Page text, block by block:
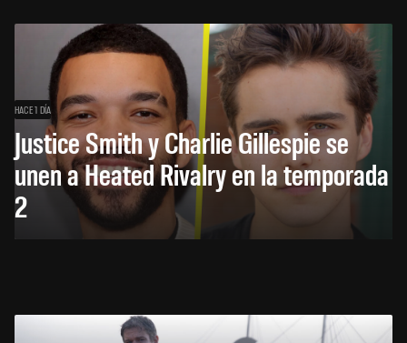
HACE 1 DÍA
Justice Smith y Charlie Gillespie se
unen a Heated Rivalry en la temporada
2